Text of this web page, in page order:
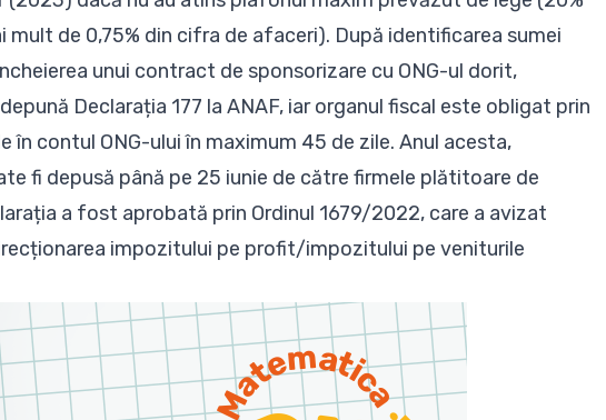
mult de 0,75% din cifra de afaceri). După identificarea sumei
unui contract de sponsorizare cu ONG-ul dorit,
Declarația 177 la ANAF, iar organul fiscal este obligat prin
în contul ONG-ului în maximum 45 de zile. Anul acesta,
fi depusă până pe 25 iunie de către firmele plătitoare de
a fost aprobată prin Ordinul 1679/2022, care a avizat
impozitului pe profit/impozitului pe veniturile